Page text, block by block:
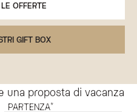
OFFERTE
GIFT BOX
una proposta di vacanza
PARTENZA*